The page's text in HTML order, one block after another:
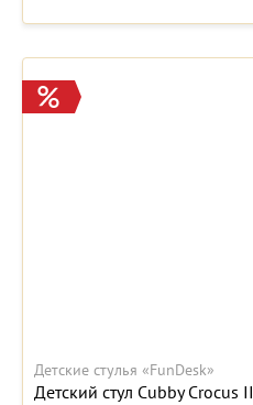
Детские стулья «FunDesk»
Детский стул Cubby Crocus II